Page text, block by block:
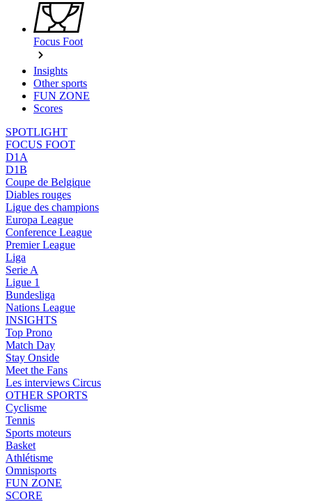
Focus Foot
Insights
Other sports
FUN ZONE
Scores
SPOTLIGHT
FOCUS FOOT
D1A
D1B
Coupe de Belgique
Diables rouges
Ligue des champions
Europa League
Conference League
Premier League
Liga
Serie A
Ligue 1
Bundesliga
Nations League
INSIGHTS
Top Prono
Match Day
Stay Onside
Meet the Fans
Les interviews Circus
OTHER SPORTS
Cyclisme
Tennis
Sports moteurs
Basket
Athlétisme
Omnisports
FUN ZONE
SCORE